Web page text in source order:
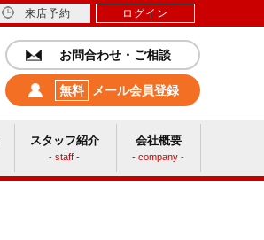
来店予約 ログイン
お問合わせ・ご相談
無料 メール会員登録
スタッフ紹介
- staff -
会社概要
- company -